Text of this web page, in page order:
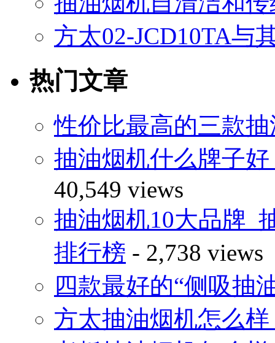
方太02-JCD10TA与
热门文章
性价比最高的三款
抽油烟机什么牌子
40,549 views
抽油烟机10大品牌_
排行榜 - 2,738 views
四款最好的“侧吸抽
方太抽油烟机怎么样